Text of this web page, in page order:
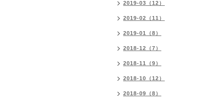
2019-03（12）
2019-02（11）
2019-01（8）
2018-12（7）
2018-11（9）
2018-10（12）
2018-09（8）